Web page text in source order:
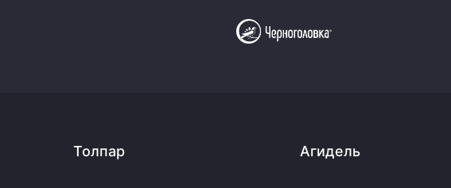
Толпар Агидель